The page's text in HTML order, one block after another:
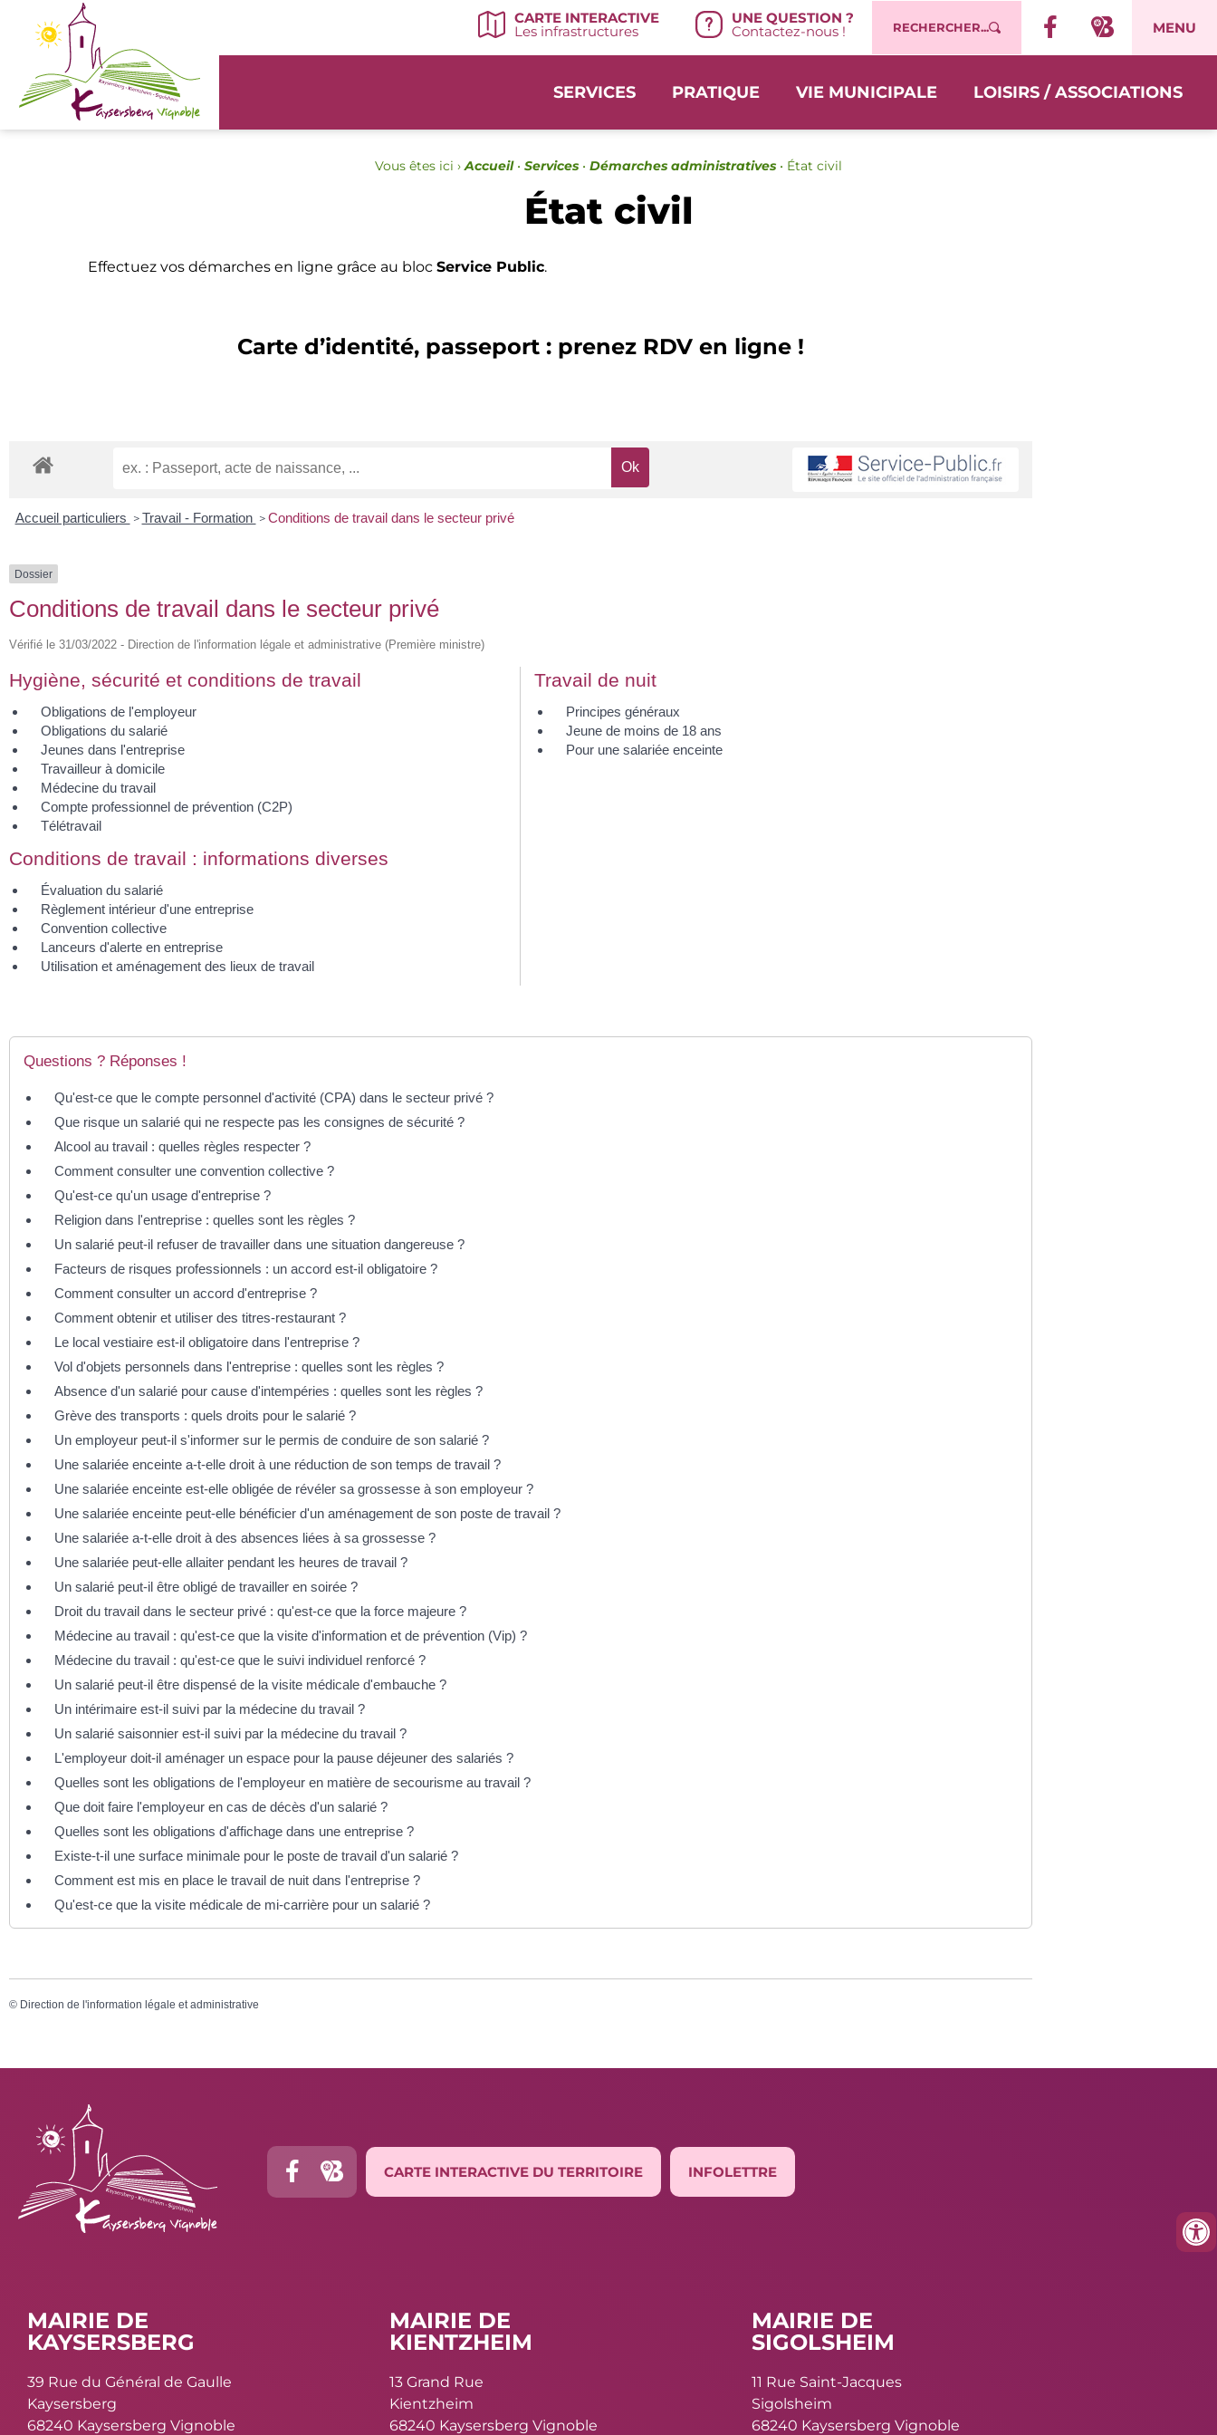
CARTE INTERACTIVE
Les infrastructures
UNE QUESTION ?
Contactez-nous ! RECHERCHER... MENU
SERVICES PRATIQUE VIE MUNICIPALE LOISIRS / ASSOCIATIONS
Vous êtes ici › Accueil• Services • Démarches administratives • État civil
État civil
Effectuez vos démarches en ligne grâce au bloc Service Public.
Carte d’identité, passeport : prenez RDV en ligne !
Accueil particuliers > Travail - Formation > Conditions de travail dans le secteur privé
Dossier
Conditions de travail dans le secteur privé
Vérifié le 31/03/2022 - Direction de l'information légale et administrative (Première ministre)
Hygiène, sécurité et conditions de travail
Obligations de l'employeur
Obligations du salarié
Jeunes dans l'entreprise
Travailleur à domicile
Médecine du travail
Compte professionnel de prévention (C2P)
Télétravail
Travail de nuit
Principes généraux
Jeune de moins de 18 ans
Pour une salariée enceinte
Conditions de travail : informations diverses
Évaluation du salarié
Règlement intérieur d'une entreprise
Convention collective
Lanceurs d'alerte en entreprise
Utilisation et aménagement des lieux de travail
Questions ? Réponses !
Qu'est-ce que le compte personnel d'activité (CPA) dans le secteur privé ?
Que risque un salarié qui ne respecte pas les consignes de sécurité ?
Alcool au travail : quelles règles respecter ?
Comment consulter une convention collective ?
Qu'est-ce qu'un usage d'entreprise ?
Religion dans l'entreprise : quelles sont les règles ?
Un salarié peut-il refuser de travailler dans une situation dangereuse ?
Facteurs de risques professionnels : un accord est-il obligatoire ?
Comment consulter un accord d'entreprise ?
Comment obtenir et utiliser des titres-restaurant ?
Le local vestiaire est-il obligatoire dans l'entreprise ?
Vol d'objets personnels dans l'entreprise : quelles sont les règles ?
Absence d'un salarié pour cause d'intempéries : quelles sont les règles ?
Grève des transports : quels droits pour le salarié ?
Un employeur peut-il s'informer sur le permis de conduire de son salarié ?
Une salariée enceinte a-t-elle droit à une réduction de son temps de travail ?
Une salariée enceinte est-elle obligée de révéler sa grossesse à son employeur ?
Une salariée enceinte peut-elle bénéficier d'un aménagement de son poste de travail ?
Une salariée a-t-elle droit à des absences liées à sa grossesse ?
Une salariée peut-elle allaiter pendant les heures de travail ?
Un salarié peut-il être obligé de travailler en soirée ?
Droit du travail dans le secteur privé : qu'est-ce que la force majeure ?
Médecine au travail : qu'est-ce que la visite d'information et de prévention (Vip) ?
Médecine du travail : qu'est-ce que le suivi individuel renforcé ?
Un salarié peut-il être dispensé de la visite médicale d'embauche ?
Un intérimaire est-il suivi par la médecine du travail ?
Un salarié saisonnier est-il suivi par la médecine du travail ?
L'employeur doit-il aménager un espace pour la pause déjeuner des salariés ?
Quelles sont les obligations de l'employeur en matière de secourisme au travail ?
Que doit faire l'employeur en cas de décès d'un salarié ?
Quelles sont les obligations d'affichage dans une entreprise ?
Existe-t-il une surface minimale pour le poste de travail d'un salarié ?
Comment est mis en place le travail de nuit dans l'entreprise ?
Qu'est-ce que la visite médicale de mi-carrière pour un salarié ?
© Direction de l'information légale et administrative
CARTE INTERACTIVE DU TERRITOIRE INFOLETTRE
MAIRIE DE
KAYSERSBERG
39 Rue du Général de Gaulle
Kaysersberg
68240 Kaysersberg Vignoble
MAIRIE DE
KIENTZHEIM
13 Grand Rue
Kientzheim
68240 Kaysersberg Vignoble
MAIRIE DE
SIGOLSHEIM
11 Rue Saint-Jacques
Sigolsheim
68240 Kaysersberg Vignoble
Panneau de gestion des cookies